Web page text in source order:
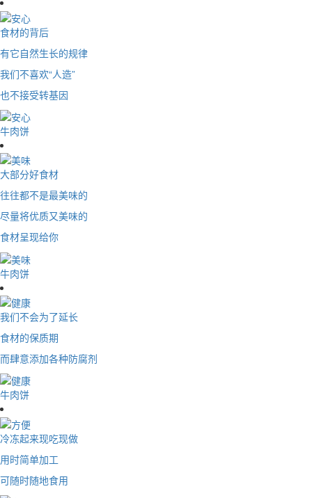
食材的背后
有它自然生长的规律
我们不喜欢“人造”
也不接受转基因
牛肉饼
大部分好食材
往往都不是最美味的
尽量将优质又美味的
食材呈现给你
牛肉饼
我们不会为了延长
食材的保质期
而肆意添加各种防腐剂
牛肉饼
冷冻起来现吃现做
用时简单加工
可随时随地食用